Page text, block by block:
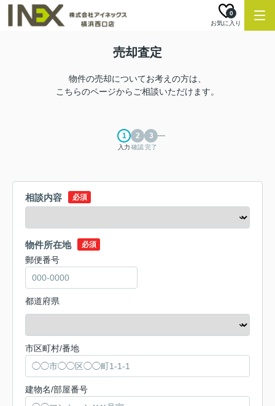
お気に入り
0
売却査定
物件の売却についてお考えの方は、
こちらのページからご相談いただけます。
入力 確認完了
相談内容 必須
物件所在地 必須
郵便番号
都道府県
市区町村/番地
建物名/部屋番号